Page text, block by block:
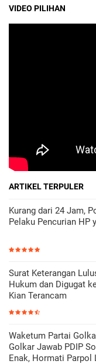
VIDEO PILIHAN
ARTIKEL TERPULER
Kurang dari 24 Jam,
Pelaku Pencurian HP
Surat Keterangan
Hukum dan Digugat
Kian Terancam
Waketum Partai
Golkar Jawab PDIP
Enak, Hormati Parpol